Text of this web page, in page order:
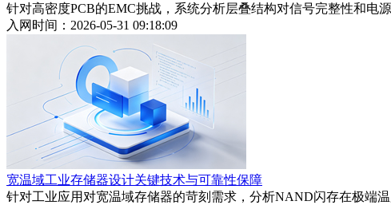
针对高密度PCB的EMC挑战，系统分析层叠结构对信号完整性和电
入网时间：2026-05-31 09:18:09
宽温域工业存储器设计关键技术与可靠性保障
针对工业应用对宽温域存储器的苛刻需求，分析NAND闪存在极端